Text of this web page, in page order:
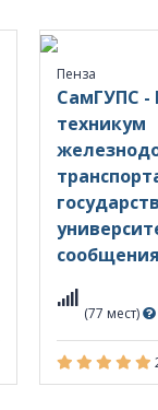
Пенза
СамГУПС -
техникум
сообщения
(77 мест)